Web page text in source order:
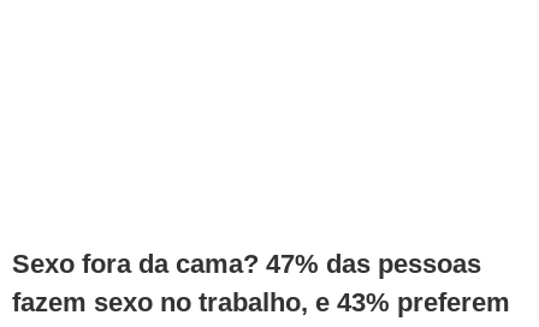
Sexo fora da cama? 47% das pessoas
fazem sexo no trabalho, e 43% preferem